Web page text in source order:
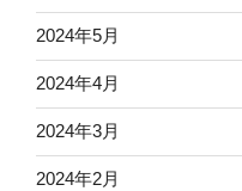
2024年5月
2024年4月
2024年3月
2024年2月